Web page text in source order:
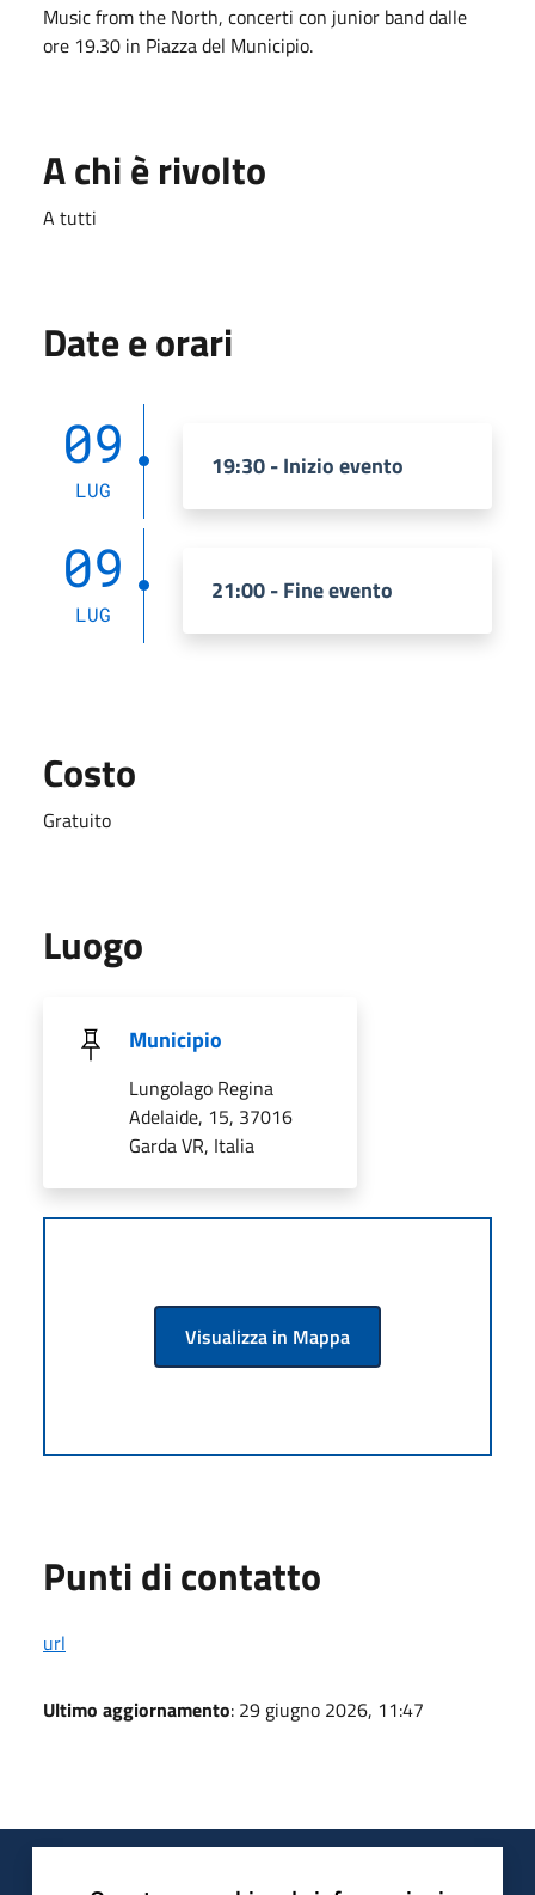
Music from the North, concerti con junior band dalle
ore 19.30 in Piazza del Municipio.
A chi è rivolto
A tutti
Date e orari
09
LUG
19:30 - Inizio evento
09
LUG
21:00 - Fine evento
Costo
Gratuito
Luogo
Municipio
Lungolago Regina
Adelaide, 15, 37016
Garda VR, Italia
Visualizza in Mappa
Punti di contatto
url
Ultimo aggiornamento: 29 giugno 2026, 11:47